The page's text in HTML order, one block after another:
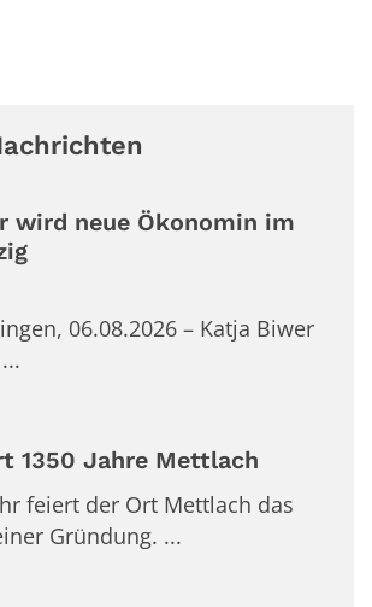
wird neue Ökonomin im
06.08.2026 – Katja Biwer
1350 Jahre Mettlach
feiert der Ort Mettlach das
Gründung. ...